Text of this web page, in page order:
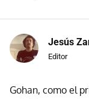
Jesús
Editor
Gohan, como el